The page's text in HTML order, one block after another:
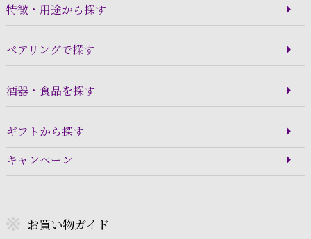
特徴・用途から探す
ペアリングで探す
酒器・食品を探す
ギフトから探す
キャンペーン
お買い物ガイド